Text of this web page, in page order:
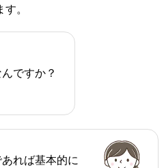
。
ですか？
れば基本的に